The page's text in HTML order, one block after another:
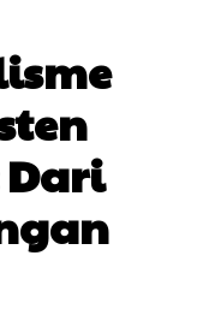
Dari